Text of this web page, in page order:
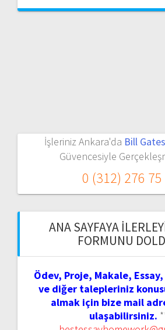
İşleriniz Ankara'da Bill
Güvencesiyle
0 (312) 276 75
ANA SAYFAYA
FORMUNU
Ödev, Proje, Makale,
ve diğer talepleriniz
almak için bize mail
ulaşabilirsiniz.